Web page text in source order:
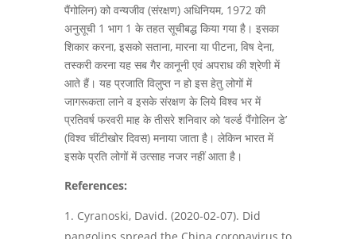
पैंगोलिन) को वन्यजीव (संरक्षण) अधिनियम, 1972 की
अनुसूची 1 भाग 1 के तहत सूचीबद्ध किया गया है। इसका
शिकार करना, इसको सताना, मारना या पीटना, विष देना,
तस्करी करना यह सब गैर कानूनी एवं अपराध की श्रेणी में
आते हैं। यह प्रजाति विलुप्त न हो इस हेतु लोगों में
जागरूकता लाने व इसके संरक्षण के लिये विश्व भर में
प्रतिवर्ष फरवरी माह के तीसरे शनिवार को ‘वर्ल्ड पैंगोलिन डे’
(विश्व चींटीखोर दिवस) मनाया जाता है। लेकिन भारत में
इसके प्रति लोगों में उत्साह नजर नहीं आता है।
References:
Cyranoski, David. (2020-02-07). Did